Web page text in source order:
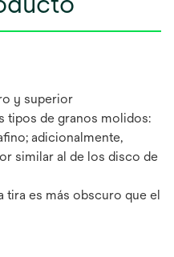
y superior
tipos de granos molidos:
adicionalmente,
similar al de los disco de
tira es más obscuro que el